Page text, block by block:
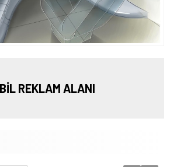
REKLAM ALANI